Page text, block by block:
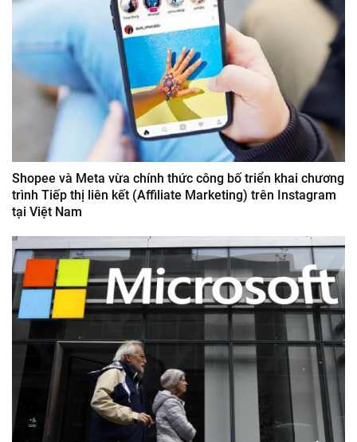
Shopee và Meta vừa chính thức công bố triển khai chương
trình Tiếp thị liên kết (Affiliate Marketing) trên Instagram
tại Việt Nam